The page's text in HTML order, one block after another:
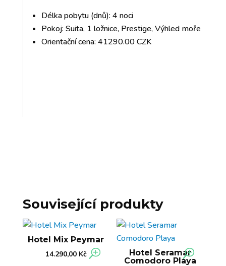
Délka pobytu (dnů): 4 noci
Pokoj: Suita, 1 ložnice, Prestige, Výhled moře
Orientační cena: 41290.00 CZK
Související produkty
Hotel Mix Peymar
14.290,00 Kč
Hotel Seramar
Comodoro Playa